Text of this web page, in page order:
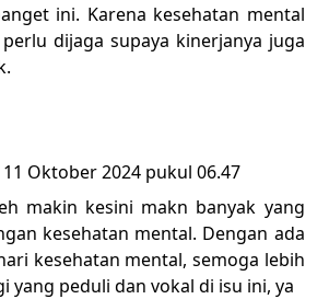
ini. Karena kesehatan mental
dijaga supaya kinerjanya juga
11 Oktober 2024 pukul 06.47
makin kesini makn banyak yang
kesehatan mental. Dengan ada
kesehatan mental, semoga lebih
yang peduli dan vokal di isu ini, ya